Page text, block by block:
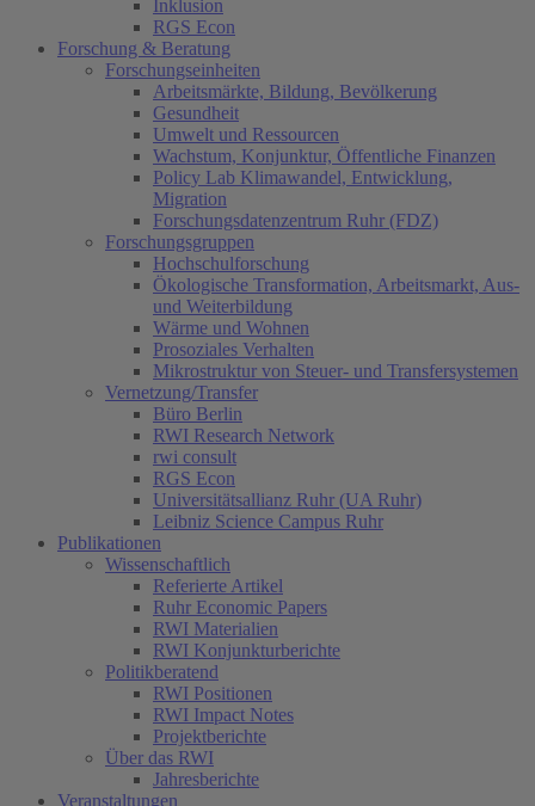
Inklusion
RGS Econ
Forschung & Beratung
Forschungseinheiten
Arbeitsmärkte, Bildung, Bevölkerung
Gesundheit
Umwelt und Ressourcen
Wachstum, Konjunktur, Öffentliche Finanzen
Policy Lab Klimawandel, Entwicklung,
Migration
Forschungsdatenzentrum Ruhr (FDZ)
Forschungsgruppen
Hochschulforschung
Ökologische Transformation, Arbeitsmarkt, Aus-
und Weiterbildung
Wärme und Wohnen
Prosoziales Verhalten
Mikrostruktur von Steuer- und Transfersystemen
Vernetzung/Transfer
Büro Berlin
RWI Research Network
rwi consult
RGS Econ
Universitätsallianz Ruhr (UA Ruhr)
Leibniz Science Campus Ruhr
Publikationen
Wissenschaftlich
Referierte Artikel
Ruhr Economic Papers
RWI Materialien
RWI Konjunkturberichte
Politikberatend
RWI Positionen
RWI Impact Notes
Projektberichte
Über das RWI
Jahresberichte
Veranstaltungen